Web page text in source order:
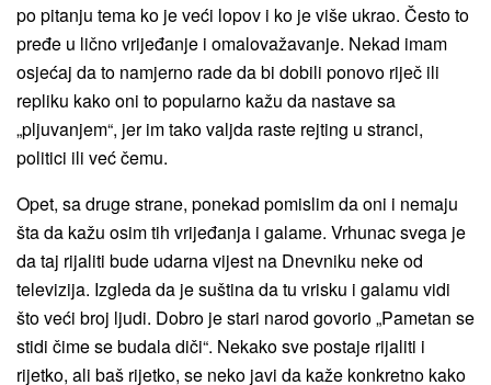
po pitanju tema ko je veći lopov i ko je više ukrao. Često to
pređe u lično vrijeđanje i omalovažavanje. Nekad imam
osjećaj da to namjerno rade da bi dobili ponovo riječ ili
repliku kako oni to popularno kažu da nastave sa
„pljuvanjem“, jer im tako valjda raste rejting u stranci,
politici ili već čemu.
Opet, sa druge strane, ponekad pomislim da oni i nemaju
šta da kažu osim tih vrijeđanja i galame. Vrhunac svega je
da taj rijaliti bude udarna vijest na Dnevniku neke od
televizija. Izgleda da je suština da tu vrisku i galamu vidi
što veći broj ljudi. Dobro je stari narod govorio „Pametan se
stidi čime se budala diči“. Nekako sve postaje rijaliti i
rijetko, ali baš rijetko, se neko javi da kaže konkretno kako